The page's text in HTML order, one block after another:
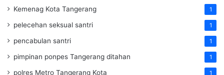
Kemenag Kota Tangerang 1
pelecehan seksual santri 1
pencabulan santri 1
pimpinan ponpes Tangerang ditahan 1
polres Metro Tangerang Kota 1